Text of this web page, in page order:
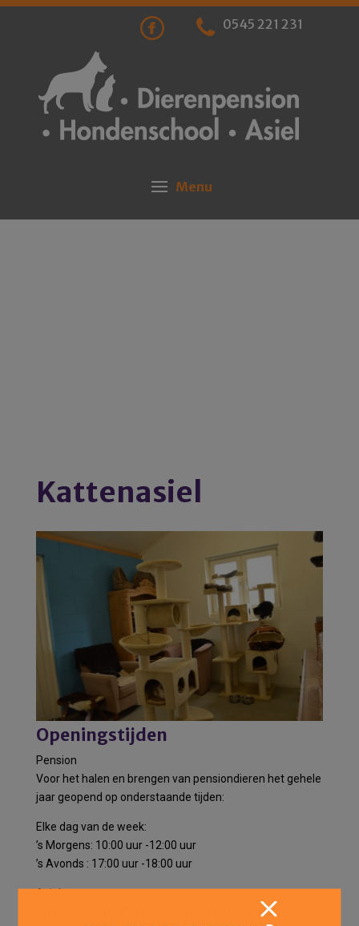
0545 221 231
Kattenasiel
Openingstijden
Pension
Voor het halen en brengen van pensiondieren het gehele
jaar geopend op onderstaande tijden:
Elke dag van de week:
’s Morgens: 10:00 uur -12:00 uur
’s Avonds : 17:00 uur -18:00 uur
Asiel
Op telefonische afspraak elke dag van de week.